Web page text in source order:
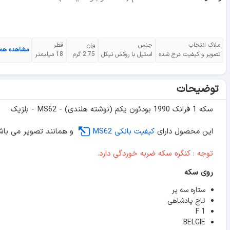
ملاک انتخاب
تصویر و کیفیت درج شده
جنس
استیل با روکش نیکل
وزن
2.75 گرم
قطر
18 میلیمتر
مشاهده
توضیحات
سکه 1 فرانک 1990 بودئون یکم (نوشته هلندی) - MS62 - بلژیک
این محصول دارای کیفیت بانکی MS62
و همانند تصویر می
توجه : کنگره سکه ضربه خوردگی دارد.
روی سکه
ستاره سه پر
تاج پادشاهی
1 F
BELGIE